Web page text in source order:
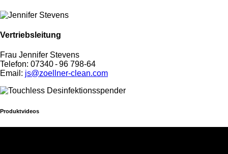
Vertriebsleitung
Frau Jennifer Stevens
Telefon: 07340 - 96 798-64
Email: js@zoellner-clean.com
Produktvideos